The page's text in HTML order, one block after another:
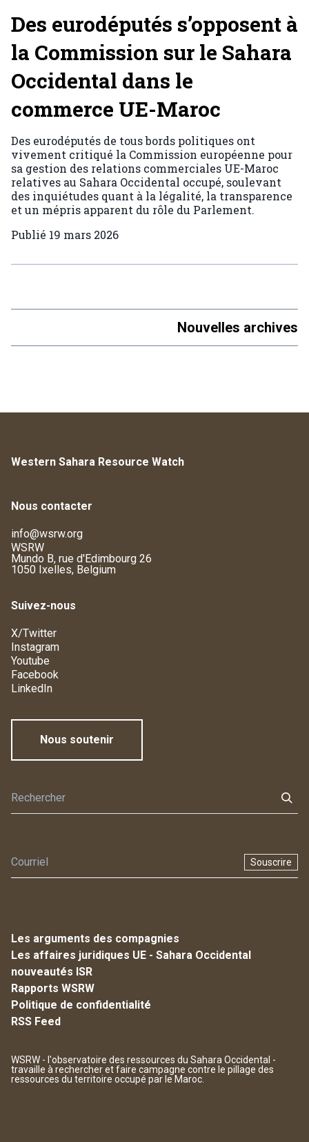
Des eurodéputés s’opposent à
la Commission sur le Sahara
Occidental dans le
commerce UE-Maroc
Des eurodéputés de tous bords politiques ont
vivement critiqué la Commission européenne pour
sa gestion des relations commerciales UE-Maroc
relatives au Sahara Occidental occupé, soulevant
des inquiétudes quant à la légalité, la transparence
et un mépris apparent du rôle du Parlement.
Publié 19 mars 2026
Nouvelles archives
Western Sahara Resource Watch
Nous contacter
info@wsrw.org
WSRW
Mundo B, rue d'Edimbourg 26
1050 Ixelles, Belgium
Suivez-nous
X/Twitter
Instagram
Youtube
Facebook
LinkedIn
Nous soutenir
Souscrire
Les arguments des compagnies
Les affaires juridiques UE - Sahara Occidental
nouveautés ISR
Rapports WSRW
Politique de confidentialité
RSS Feed
WSRW - l'observatoire des ressources du Sahara Occidental -
travaille à rechercher et faire campagne contre le pillage des
ressources du territoire occupé par le Maroc.